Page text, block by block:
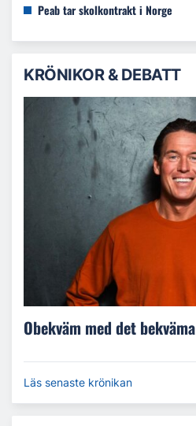
Peab tar skolkontrakt i Norge
KRÖNIKOR & DEBATT
Obekväm med det bekväma
Läs senaste krönikan